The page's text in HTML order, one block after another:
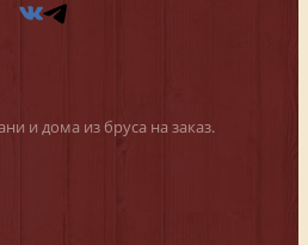
и дома из бруса на заказ.